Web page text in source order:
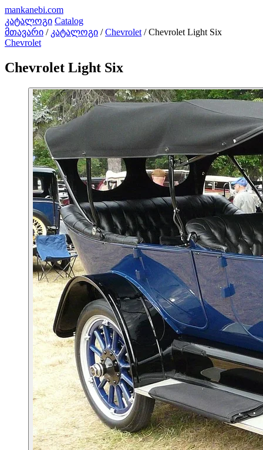
mankanebi.com
კატალოგი Catalog
მთავარი / კატალოგი / Chevrolet / Chevrolet Light Six
Chevrolet
Chevrolet Light Six